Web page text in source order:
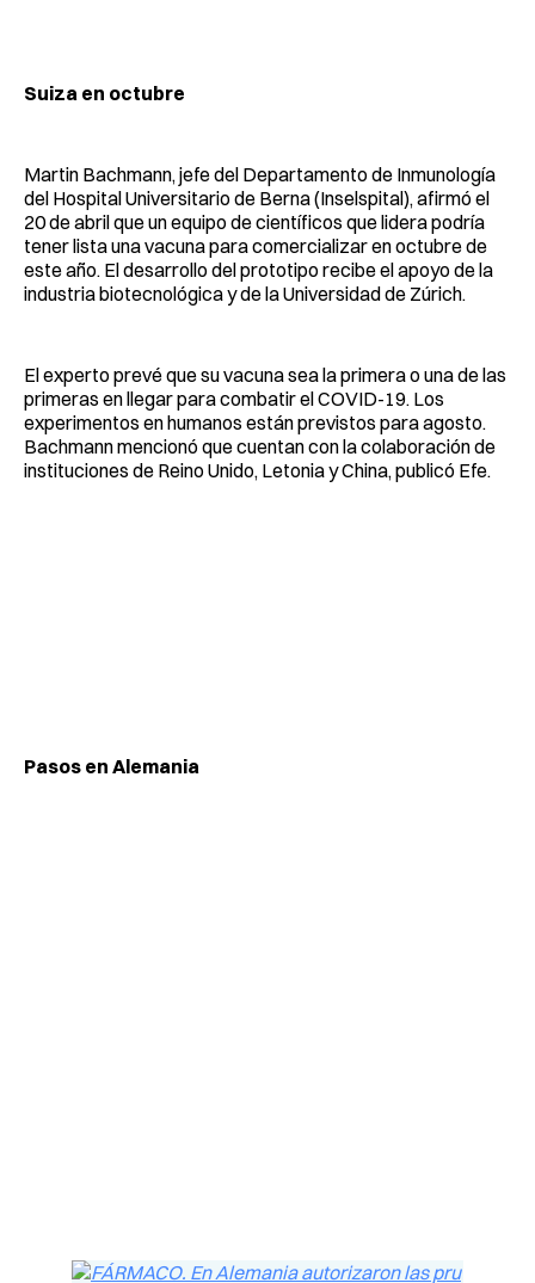
Suiza en octubre
Martin Bachmann, jefe del Departamento de Inmunología
del Hospital Universitario de Berna (Inselspital), afirmó el
20 de abril que un equipo de científicos que lidera podría
tener lista una vacuna para comercializar en octubre de
este año. El desarrollo del prototipo recibe el apoyo de la
industria biotecnológica y de la Universidad de Zúrich.
El experto prevé que su vacuna sea la primera o una de las
primeras en llegar para combatir el COVID-19. Los
experimentos en humanos están previstos para agosto.
Bachmann mencionó que cuentan con la colaboración de
instituciones de Reino Unido, Letonia y China, publicó Efe.
Pasos en Alemania